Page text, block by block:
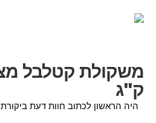
ק"ג
היה הראשון לכתוב חוות דעת ביקורת
לדלג
תמונות
גלריית
תמונות